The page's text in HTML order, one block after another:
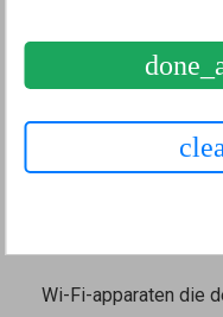
en 5 GHz-Wi-Fi-
apparaten niet goed
Mesh Master
kan aansturen.
Wi-Fi-apparaten die